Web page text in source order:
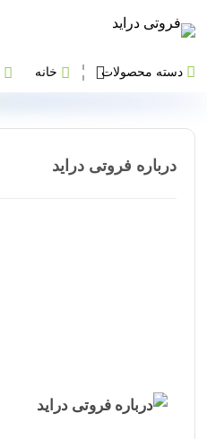
دسته محصولات خانه
درباره فروتی دراید